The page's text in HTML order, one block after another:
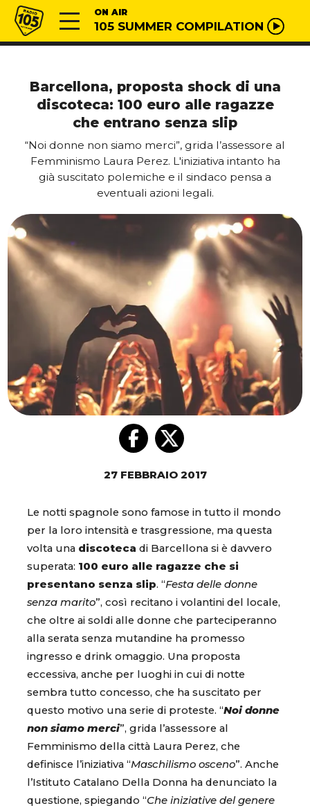
Vai al contenuto
Radio 105 ON AIR
105 SUMMER COMPILATION
Barcellona, proposta shock di una
discoteca: 100 euro alle ragazze
che entrano senza slip
“Noi donne non siamo merci”, grida l’assessore al
Femminismo Laura Perez. L'iniziativa intanto ha
già suscitato polemiche e il sindaco pensa a
eventuali azioni legali.
27 FEBBRAIO 2017
Le notti spagnole sono famose in tutto il mondo
per la loro intensità e trasgressione, ma questa
volta una discoteca di Barcellona si è davvero
superata: 100 euro alle ragazze che si
presentano senza slip. “Festa delle donne
senza marito”, così recitano i volantini del locale,
che oltre ai soldi alle donne che parteciperanno
alla serata senza mutandine ha promesso
ingresso e drink omaggio. Una proposta
eccessiva, anche per luoghi in cui di notte
sembra tutto concesso, che ha suscitato per
questo motivo una serie di proteste. “Noi donne
non siamo merci”, grida l’assessore al
Femminismo della città Laura Perez, che
definisce l’iniziativa “Maschilismo osceno”. Anche
l’Istituto Catalano Della Donna ha denunciato la
questione, spiegando “Che iniziative del genere